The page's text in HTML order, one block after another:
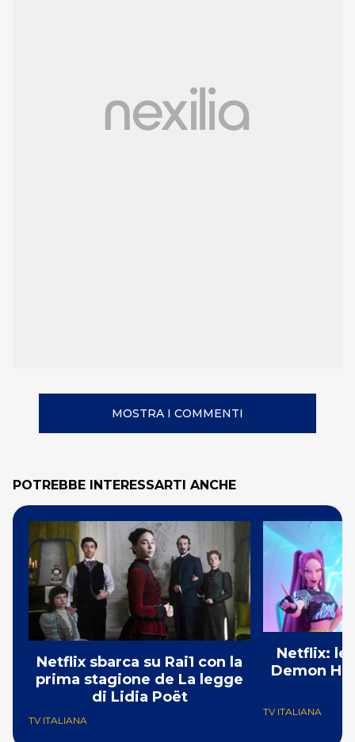
MOSTRA I COMMENTI
POTREBBE INTERESSARTI ANCHE
Netflix sbarca su Rai1 con la
prima stagione de La legge
di Lidia Poët
TV ITALIANA
Netflix: le
Demon
TV ITALIANA